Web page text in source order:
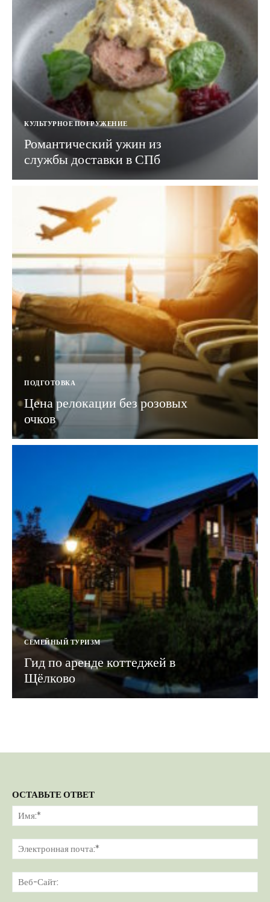
КУЛЬТУРНОЕ ПОГРУЖЕНИЕ
Романтический ужин из
службы доставки в СПб
ПОДГОТОВКА
Цена релокации без розовых
очков
СЕМЕЙНЫЙ ТУРИЗМ
Гид по аренде коттеджей в
Щёлково
ОСТАВЬТЕ ОТВЕТ